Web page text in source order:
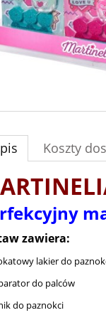
Koszty
zawiera:
lakier do
do palców
do paznokci